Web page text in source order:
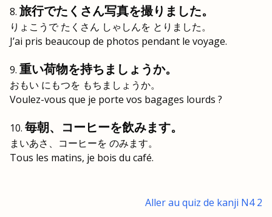
旅行でたくさん写真を撮りました。
りょこうで たくさん しゃしんを とりました。
J’ai pris beaucoup de photos pendant le voyage.
重い荷物を持ちましょうか。
おもい にもつを もちましょうか。
Voulez-vous que je porte vos bagages lourds ?
毎朝、コーヒーを飲みます。
まいあさ、コーヒーを のみます。
Tous les matins, je bois du café.
Aller au quiz de kanji N4 2